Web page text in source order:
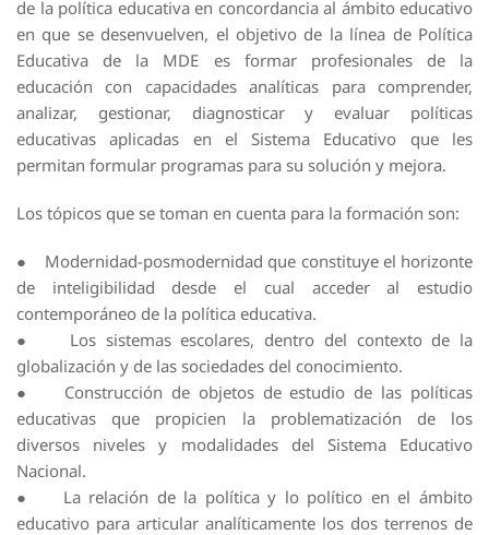
de la política educativa en concordancia al ámbito educativo
en que se desenvuelven, el objetivo de la línea de Política
Educativa de la MDE es formar profesionales de la
educación con capacidades analíticas para comprender,
analizar, gestionar, diagnosticar y evaluar políticas
educativas aplicadas en el Sistema Educativo que les
permitan formular programas para su solución y mejora.
Los tópicos que se toman en cuenta para la formación son:
● Modernidad-posmodernidad que constituye el horizonte
de inteligibilidad desde el cual acceder al estudio
contemporáneo de la política educativa.
● Los sistemas escolares, dentro del contexto de la
globalización y de las sociedades del conocimiento.
● Construcción de objetos de estudio de las políticas
educativas que propicien la problematización de los
diversos niveles y modalidades del Sistema Educativo
Nacional.
● La relación de la política y lo político en el ámbito
educativo para articular analíticamente los dos terrenos de